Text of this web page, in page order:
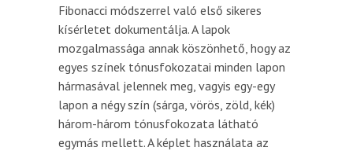
Fibonacci módszerrel való első sikeres
kísérletet dokumentálja. A lapok
mozgalmassága annak köszönhető, hogy az
egyes színek tónusfokozatai minden lapon
hármasával jelennek meg, vagyis egy-egy
lapon a négy szín (sárga, vörös, zöld, kék)
három-három tónusfokozata látható
egymás mellett. A képlet használata az